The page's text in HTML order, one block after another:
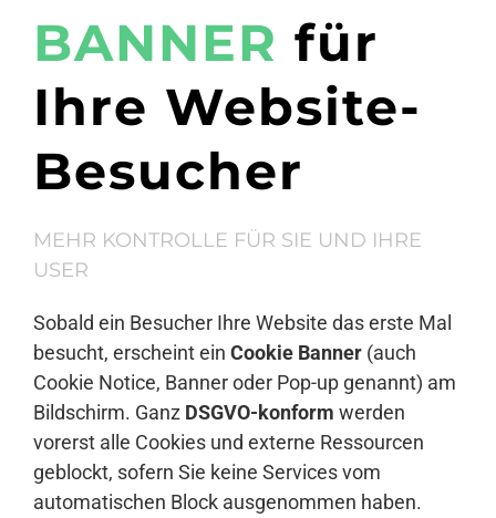
BANNER für
Ihre Website-
Besucher
MEHR KONTROLLE FÜR SIE UND IHRE
USER
Sobald ein Besucher Ihre Website das erste Mal
besucht, erscheint ein Cookie Banner (auch
Cookie Notice, Banner oder Pop-up genannt) am
Bildschirm. Ganz DSGVO-konform werden
vorerst alle Cookies und externe Ressourcen
geblockt, sofern Sie keine Services vom
automatischen Block ausgenommen haben.